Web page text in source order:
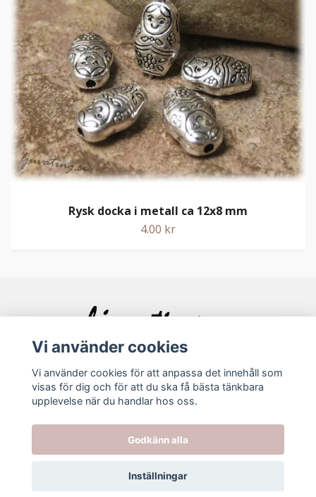
Rysk docka i metall ca 12x8 mm
4.00 kr
Bolagsinfo
Köpvillkor
Vi använder cookies
Vi använder cookies för att anpassa det innehåll som
visas för dig och för att du ska få bästa tänkbara
upplevelse när du handlar hos oss.
Godkänn alla
Inställningar